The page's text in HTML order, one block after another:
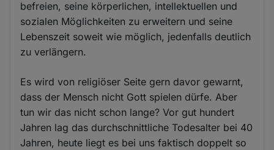
befreien, seine körperlichen, intellektuellen und
sozialen Möglichkeiten zu erweitern und seine
Lebenszeit soweit wie möglich, jedenfalls deutlich
zu verlängern.
Es wird von religiöser Seite gern davor gewarnt,
dass der Mensch nicht Gott spielen dürfe. Aber
tun wir das nicht schon lange? Vor gut hundert
Jahren lag das durchschnittliche Todesalter bei 40
Jahren, heute liegt es bei uns faktisch doppelt so